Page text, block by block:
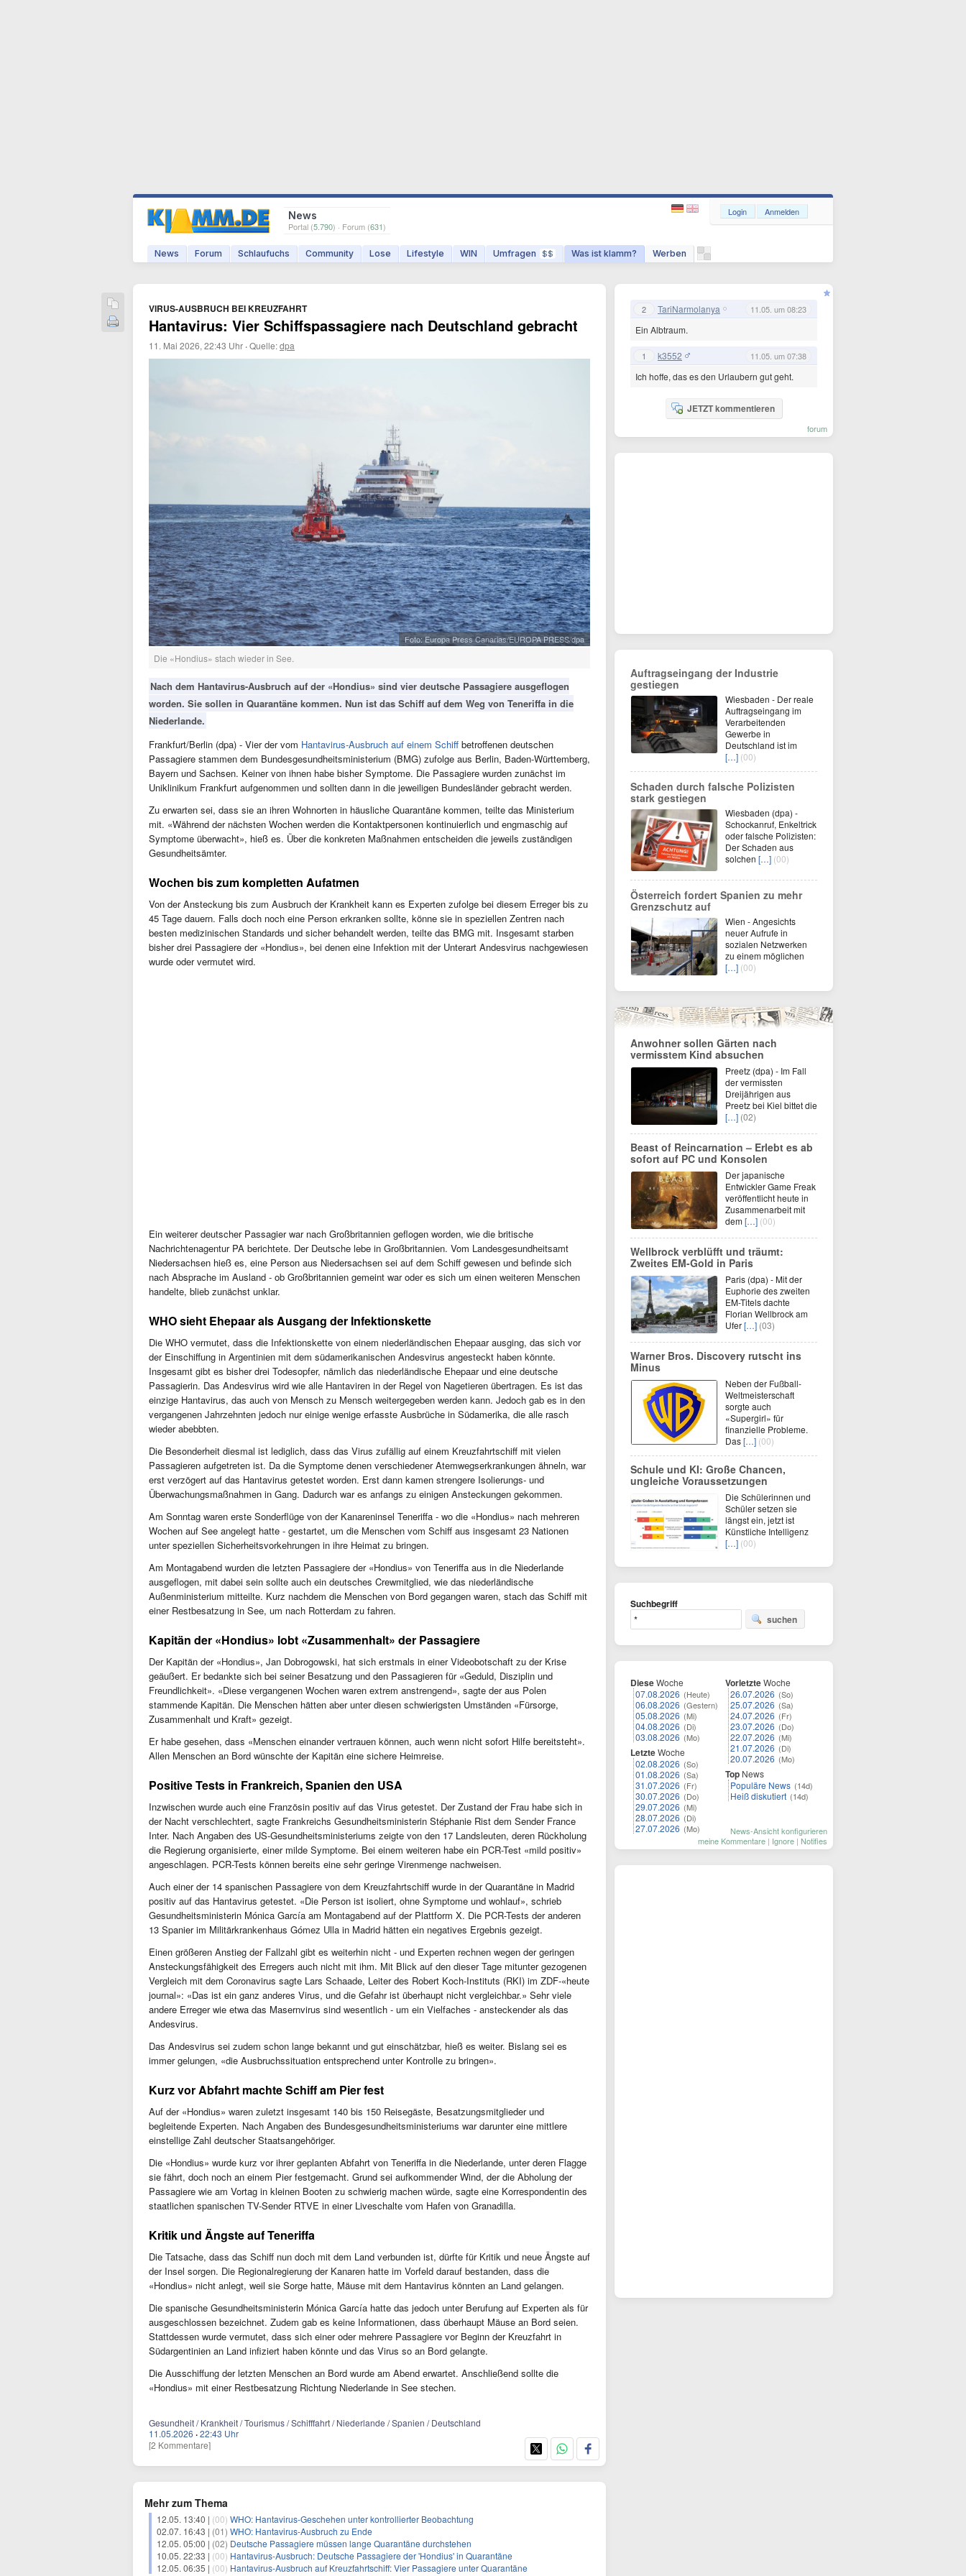
News
Portal (5.790) · Forum (631)
News Forum Schlaufuchs Community Lose Lifestyle WIN Umfragen $$ Was ist klamm? Werben
Login Anmelden
VIRUS-AUSBRUCH BEI KREUZFAHRT
Hantavirus: Vier Schiffspassagiere nach Deutschland gebracht
11. Mai 2026, 22:43 Uhr ·Quelle:dpa
Foto: Europa Press Canarias/EUROPA PRESS/dpa
Die «Hondius» stach wieder in See.
Nach dem Hantavirus-Ausbruch auf der «Hondius» sind vier deutsche Passagiere ausgeflogen
worden. Sie sollen in Quarantäne kommen. Nun ist das Schiff auf dem Weg von Teneriffa in die
Niederlande.
Frankfurt/Berlin (dpa) - Vier der vom Hantavirus-Ausbruch auf einem Schiff betroffenen deutschen
Passagiere stammen dem Bundesgesundheitsministerium (BMG) zufolge aus Berlin, Baden-Württemberg,
Bayern und Sachsen. Keiner von ihnen habe bisher Symptome. Die Passagiere wurden zunächst im
Uniklinikum Frankfurt aufgenommen und sollten dann in die jeweiligen Bundesländer gebracht werden.
Zu erwarten sei, dass sie an ihren Wohnorten in häusliche Quarantäne kommen, teilte das Ministerium
mit. «Während der nächsten Wochen werden die Kontaktpersonen kontinuierlich und engmaschig auf
Symptome überwacht», hieß es. Über die konkreten Maßnahmen entscheiden die jeweils zuständigen
Gesundheitsämter.
Wochen bis zum kompletten Aufatmen
Von der Ansteckung bis zum Ausbruch der Krankheit kann es Experten zufolge bei diesem Erreger bis zu
45 Tage dauern. Falls doch noch eine Person erkranken sollte, könne sie in speziellen Zentren nach
besten medizinischen Standards und sicher behandelt werden, teilte das BMG mit. Insgesamt starben
bisher drei Passagiere der «Hondius», bei denen eine Infektion mit der Unterart Andesvirus nachgewiesen
wurde oder vermutet wird.
Ein weiterer deutscher Passagier war nach Großbritannien geflogen worden, wie die britische
Nachrichtenagentur PA berichtete. Der Deutsche lebe in Großbritannien. Vom Landesgesundheitsamt
Niedersachsen hieß es, eine Person aus Niedersachsen sei auf dem Schiff gewesen und befinde sich
nach Absprache im Ausland - ob Großbritannien gemeint war oder es sich um einen weiteren Menschen
handelte, blieb zunächst unklar.
WHO sieht Ehepaar als Ausgang der Infektionskette
Die WHO vermutet, dass die Infektionskette von einem niederländischen Ehepaar ausging, das sich vor
der Einschiffung in Argentinien mit dem südamerikanischen Andesvirus angesteckt haben könnte.
Insgesamt gibt es bisher drei Todesopfer, nämlich das niederländische Ehepaar und eine deutsche
Passagierin. Das Andesvirus wird wie alle Hantaviren in der Regel von Nagetieren übertragen. Es ist das
einzige Hantavirus, das auch von Mensch zu Mensch weitergegeben werden kann. Jedoch gab es in den
vergangenen Jahrzehnten jedoch nur einige wenige erfasste Ausbrüche in Südamerika, die alle rasch
wieder abebbten.
Die Besonderheit diesmal ist lediglich, dass das Virus zufällig auf einem Kreuzfahrtschiff mit vielen
Passagieren aufgetreten ist. Da die Symptome denen verschiedener Atemwegserkrankungen ähneln, war
erst verzögert auf das Hantavirus getestet worden. Erst dann kamen strengere Isolierungs- und
Überwachungsmaßnahmen in Gang. Dadurch war es anfangs zu einigen Ansteckungen gekommen.
Am Sonntag waren erste Sonderflüge von der Kanareninsel Teneriffa - wo die «Hondius» nach mehreren
Wochen auf See angelegt hatte - gestartet, um die Menschen vom Schiff aus insgesamt 23 Nationen
unter speziellen Sicherheitsvorkehrungen in ihre Heimat zu bringen.
Am Montagabend wurden die letzten Passagiere der «Hondius» von Teneriffa aus in die Niederlande
ausgeflogen, mit dabei sein sollte auch ein deutsches Crewmitglied, wie das niederländische
Außenministerium mitteilte. Kurz nachdem die Menschen von Bord gegangen waren, stach das Schiff mit
einer Restbesatzung in See, um nach Rotterdam zu fahren.
Kapitän der «Hondius» lobt «Zusammenhalt» der Passagiere
Der Kapitän der «Hondius», Jan Dobrogowski, hat sich erstmals in einer Videobotschaft zu der Krise
geäußert. Er bedankte sich bei seiner Besatzung und den Passagieren für «Geduld, Disziplin und
Freundlichkeit». «Diese vergangenen Wochen waren extrem anstrengend», sagte der aus Polen
stammende Kapitän. Die Menschen hätten aber unter diesen schwierigsten Umständen «Fürsorge,
Zusammenhalt und Kraft» gezeigt.
Er habe gesehen, dass «Menschen einander vertrauen können, auch wenn nicht sofort Hilfe bereitsteht».
Allen Menschen an Bord wünschte der Kapitän eine sichere Heimreise.
Positive Tests in Frankreich, Spanien den USA
Inzwischen wurde auch eine Französin positiv auf das Virus getestet. Der Zustand der Frau habe sich in
der Nacht verschlechtert, sagte Frankreichs Gesundheitsministerin Stéphanie Rist dem Sender France
Inter. Nach Angaben des US-Gesundheitsministeriums zeigte von den 17 Landsleuten, deren Rückholung
die Regierung organisierte, einer milde Symptome. Bei einem weiteren habe ein PCR-Test «mild positiv»
angeschlagen. PCR-Tests können bereits eine sehr geringe Virenmenge nachweisen.
Auch einer der 14 spanischen Passagiere von dem Kreuzfahrtschiff wurde in der Quarantäne in Madrid
positiv auf das Hantavirus getestet. «Die Person ist isoliert, ohne Symptome und wohlauf», schrieb
Gesundheitsministerin Mónica García am Montagabend auf der Plattform X. Die PCR-Tests der anderen
13 Spanier im Militärkrankenhaus Gómez Ulla in Madrid hätten ein negatives Ergebnis gezeigt.
Einen größeren Anstieg der Fallzahl gibt es weiterhin nicht - und Experten rechnen wegen der geringen
Ansteckungsfähigkeit des Erregers auch nicht mit ihm. Mit Blick auf den dieser Tage mitunter gezogenen
Vergleich mit dem Coronavirus sagte Lars Schaade, Leiter des Robert Koch-Instituts (RKI) im ZDF-«heute
journal»: «Das ist ein ganz anderes Virus, und die Gefahr ist überhaupt nicht vergleichbar.» Sehr viele
andere Erreger wie etwa das Masernvirus sind wesentlich - um ein Vielfaches - ansteckender als das
Andesvirus.
Das Andesvirus sei zudem schon lange bekannt und gut einschätzbar, hieß es weiter. Bislang sei es
immer gelungen, «die Ausbruchssituation entsprechend unter Kontrolle zu bringen».
Kurz vor Abfahrt machte Schiff am Pier fest
Auf der «Hondius» waren zuletzt insgesamt 140 bis 150 Reisegäste, Besatzungsmitglieder und
begleitende Experten. Nach Angaben des Bundesgesundheitsministeriums war darunter eine mittlere
einstellige Zahl deutscher Staatsangehöriger.
Die «Hondius» wurde kurz vor ihrer geplanten Abfahrt von Teneriffa in die Niederlande, unter deren Flagge
sie fährt, doch noch an einem Pier festgemacht. Grund sei aufkommender Wind, der die Abholung der
Passagiere wie am Vortag in kleinen Booten zu schwierig machen würde, sagte eine Korrespondentin des
staatlichen spanischen TV-Sender RTVE in einer Liveschalte vom Hafen von Granadilla.
Kritik und Ängste auf Teneriffa
Die Tatsache, dass das Schiff nun doch mit dem Land verbunden ist, dürfte für Kritik und neue Ängste auf
der Insel sorgen. Die Regionalregierung der Kanaren hatte im Vorfeld darauf bestanden, dass die
«Hondius» nicht anlegt, weil sie Sorge hatte, Mäuse mit dem Hantavirus könnten an Land gelangen.
Die spanische Gesundheitsministerin Mónica García hatte das jedoch unter Berufung auf Experten als für
ausgeschlossen bezeichnet. Zudem gab es keine Informationen, dass überhaupt Mäuse an Bord seien.
Stattdessen wurde vermutet, dass sich einer oder mehrere Passagiere vor Beginn der Kreuzfahrt in
Südargentinien an Land infiziert haben könnte und das Virus so an Bord gelangte.
Die Ausschiffung der letzten Menschen an Bord wurde am Abend erwartet. Anschließend sollte die
«Hondius» mit einer Restbesatzung Richtung Niederlande in See stechen.
Gesundheit / Krankheit / Tourismus / Schifffahrt / Niederlande / Spanien / Deutschland
11.05.2026 ·22:43 Uhr
[2 Kommentare]
Mehr zum Thema
12.05. 13:40 | (00) WHO: Hantavirus-Geschehen unter kontrollierter Beobachtung
02.07. 16:43 | (01) WHO: Hantavirus-Ausbruch zu Ende
12.05. 05:00 | (02) Deutsche Passagiere müssen lange Quarantäne durchstehen
10.05. 22:33 | (00) Hantavirus-Ausbruch: Deutsche Passagiere der 'Hondius' in Quarantäne
12.05. 06:35 | (00) Hantavirus-Ausbruch auf Kreuzfahrtschiff: Vier Passagiere unter Quarantäne
2 TariNarmolanya 11.05. um 08:23
Ein Albtraum.
1 k3552 11.05. um 07:38
Ich hoffe, das es den Urlaubern gut geht.
JETZT kommentieren
forum
Auftragseingang der Industrie
gestiegen
Wiesbaden - Der reale
Auftragseingang im
Verarbeitenden
Gewerbe in
Deutschland ist im
[…] (00)
Schaden durch falsche Polizisten
stark gestiegen
Wiesbaden (dpa) -
Schockanruf, Enkeltrick
oder falsche Polizisten:
Der Schaden aus
solchen […] (00)
Österreich fordert Spanien zu mehr
Grenzschutz auf
Wien - Angesichts
neuer Aufrufe in
sozialen Netzwerken
zu einem möglichen
[…] (00)
Anwohner sollen Gärten nach
vermisstem Kind absuchen
Preetz (dpa) - Im Fall
der vermissten
Dreijährigen aus
Preetz bei Kiel bittet die
[…] (02)
Beast of Reincarnation – Erlebt es ab
sofort auf PC und Konsolen
Der japanische
Entwickler Game Freak
veröffentlicht heute in
Zusammenarbeit mit
dem[…] (00)
Wellbrock verblüfft und träumt:
Zweites EM-Gold in Paris
Paris (dpa) - Mit der
Euphorie des zweiten
EM-Titels dachte
Florian Wellbrock am
Ufer[…] (03)
Warner Bros. Discovery rutscht ins
Minus
Neben der Fußball-
Weltmeisterschaft
sorgte auch
«Supergirl» für
finanzielle Probleme.
Das[…] (00)
Schule und KI: Große Chancen,
ungleiche Voraussetzungen
Die Schülerinnen und
Schüler setzen sie
längst ein, jetzt ist
Künstliche Intelligenz
[…] (00)
Suchbegriff
suchen
DieseWoche
07.08.2026 (Heute)
06.08.2026 (Gestern)
05.08.2026 (Mi)
04.08.2026 (Di)
03.08.2026 (Mo)
LetzteWoche
02.08.2026 (So)
01.08.2026 (Sa)
31.07.2026 (Fr)
30.07.2026 (Do)
29.07.2026 (Mi)
28.07.2026 (Di)
27.07.2026 (Mo)
VorletzteWoche
26.07.2026 (So)
25.07.2026 (Sa)
24.07.2026 (Fr)
23.07.2026 (Do)
22.07.2026 (Mi)
21.07.2026 (Di)
20.07.2026 (Mo)
Top News
Populäre News (14d)
Heiß diskutiert (14d)
News-Ansicht konfigurieren
meine Kommentare | Ignore | Notifies